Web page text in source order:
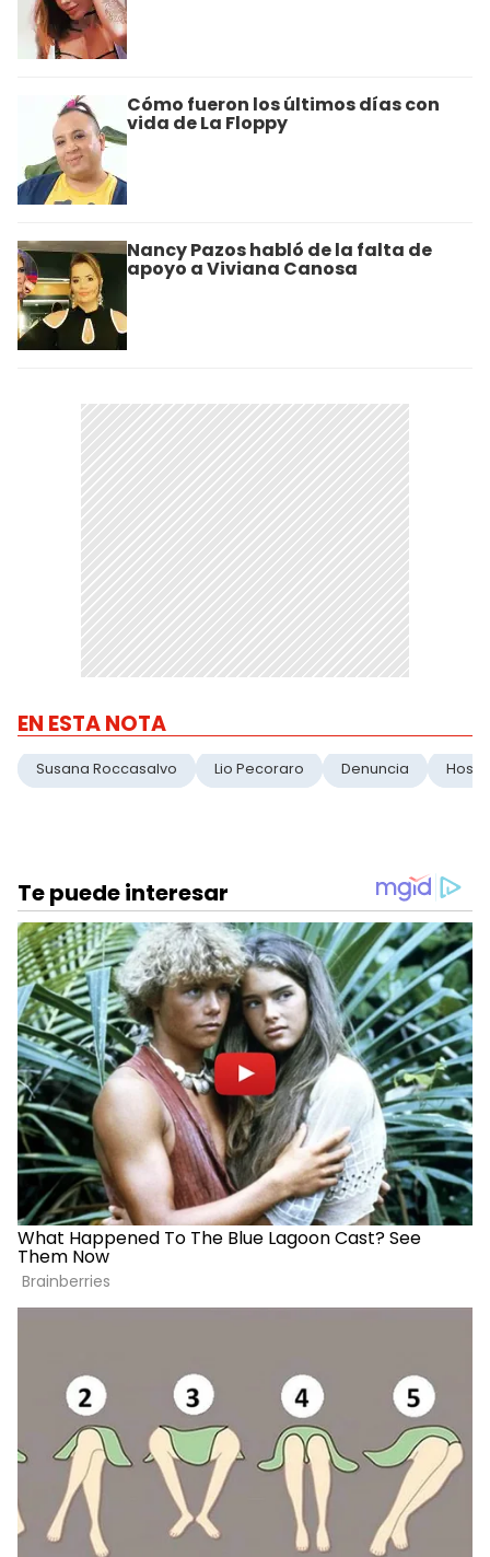
Cómo fueron los últimos días con
vida de La Floppy
Nancy Pazos habló de la falta de
apoyo a Viviana Canosa
EN ESTA NOTA
Susana Roccasalvo Lio Pecoraro Denuncia